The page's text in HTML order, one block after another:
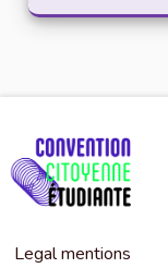
Legal mentions